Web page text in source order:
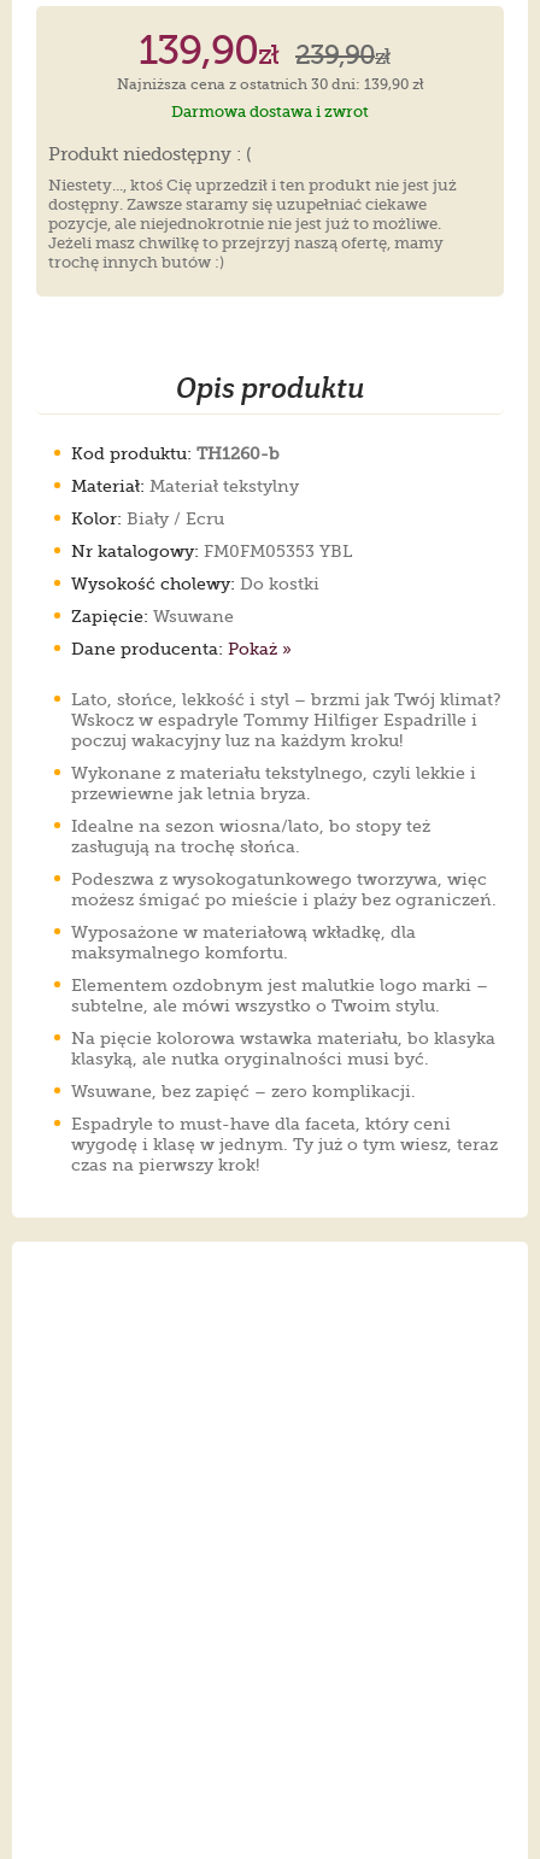
139,90zł 239,90zł
Najniższa cena z ostatnich 30 dni: 139,90 zł
Darmowa dostawa i zwrot
Produkt niedostępny : (
Niestety..., ktoś Cię uprzedził i ten produkt nie jest już
dostępny. Zawsze staramy się uzupełniać ciekawe
pozycje, ale niejednokrotnie nie jest już to możliwe.
Jeżeli masz chwilkę to przejrzyj naszą ofertę, mamy
trochę innych butów :)
Opis produktu
Kod produktu: TH1260-b
Materiał: Materiał tekstylny
Kolor: Biały / Ecru
Nr katalogowy: FM0FM05353 YBL
Wysokość cholewy: Do kostki
Zapięcie: Wsuwane
Dane producenta: Pokaż »
Lato, słońce, lekkość i styl – brzmi jak Twój klimat?
Wskocz w espadryle Tommy Hilfiger Espadrille i
poczuj wakacyjny luz na każdym kroku!
Wykonane z materiału tekstylnego, czyli lekkie i
przewiewne jak letnia bryza.
Idealne na sezon wiosna/lato, bo stopy też
zasługują na trochę słońca.
Podeszwa z wysokogatunkowego tworzywa, więc
możesz śmigać po mieście i plaży bez ograniczeń.
Wyposażone w materiałową wkładkę, dla
maksymalnego komfortu.
Elementem ozdobnym jest malutkie logo marki –
subtelne, ale mówi wszystko o Twoim stylu.
Na pięcie kolorowa wstawka materiału, bo klasyka
klasyką, ale nutka oryginalności musi być.
Wsuwane, bez zapięć – zero komplikacji.
Espadryle to must-have dla faceta, który ceni
wygodę i klasę w jednym. Ty już o tym wiesz, teraz
czas na pierwszy krok!